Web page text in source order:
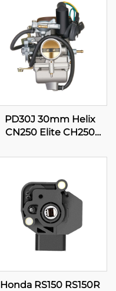
PD30J 30mm Helix
CN250 Elite CH250
Scooterin Mopin
Honda RS150 RS150R